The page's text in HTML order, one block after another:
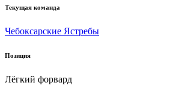
Текущая команда
Чебоксарские Ястребы
Позиция
Лёгкий форвард